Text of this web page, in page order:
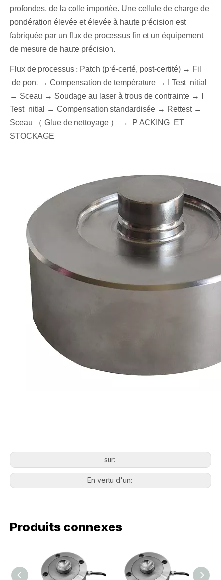
profondes, de la colle importée. Une cellule de charge de
pondération élevée et élevée à haute précision est
fabriquée par un flux de processus fin et un équipement
de mesure de haute précision.
Flux de processus : Patch (pré-certé, post-certité) → Fil
de pont → Compensation de température → Test nitial
→ Sceau → Soudage au laser à trous de contrainte →
Test nitial → Compensation standardisée → Rettest →
Sceau
（ Glue de nettoyage ） → P ACKING ET
STOCKAGE
sur:
En vertu d'un:
Produits connexes